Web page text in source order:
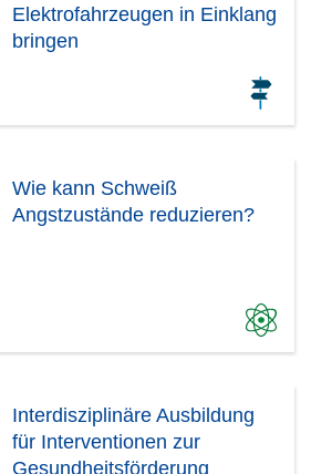
Elektrofahrzeugen in Einklang
bringen
Wie kann Schweiß
Angstzustände reduzieren?
Interdisziplinäre Ausbildung
für Interventionen zur
Gesundheitsförderung